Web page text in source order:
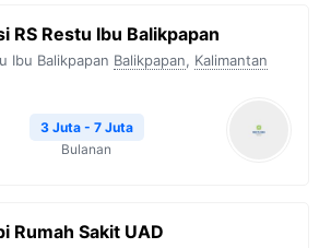
RS Restu Ibu Balikpapan
Ibu Balikpapan Balikpapan, Kalimantan
3 Juta - 7 Juta
Bulanan
Rumah Sakit UAD